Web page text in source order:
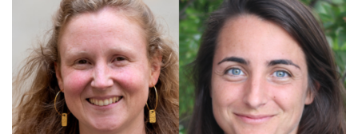
EDUCATION, FORMATION, INSERTION
PROFESSIONNELLE